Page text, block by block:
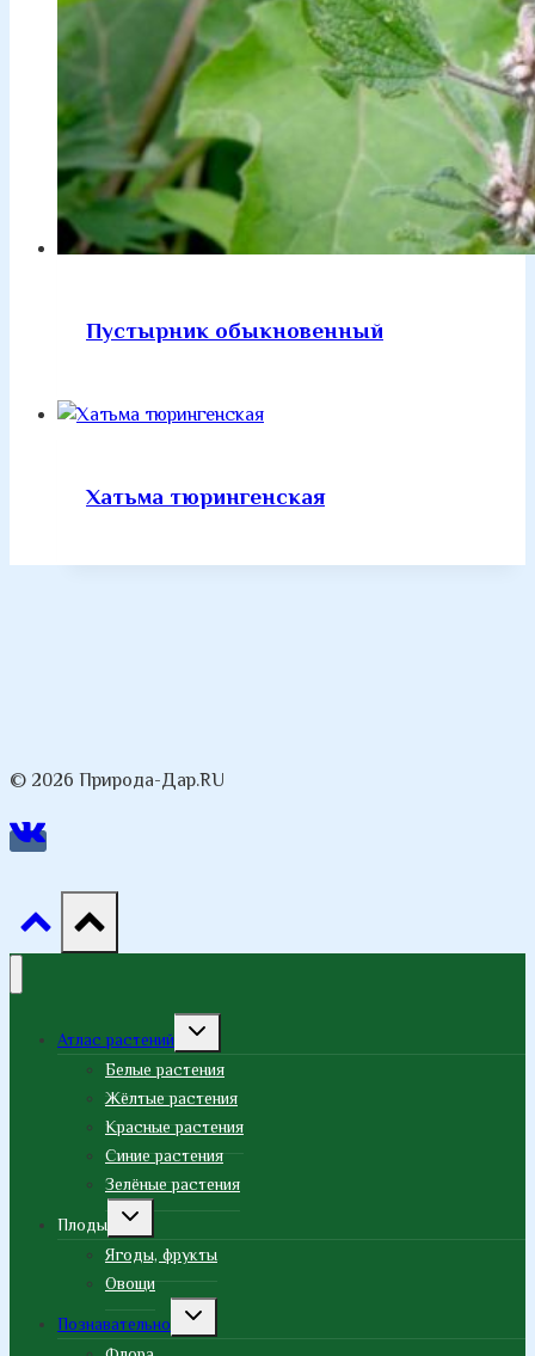
Пустырник обыкновенный
Хатьма тюрингенская
© 2026 Природа-Дар.RU
Атлас растений
Переключить
меню
Белые растения
Жёлтые растения
Красные растения
Синие растения
Зелёные растения
Плоды
Переключить
меню
Ягоды, фрукты
Овощи
Познавательно
Переключить
меню